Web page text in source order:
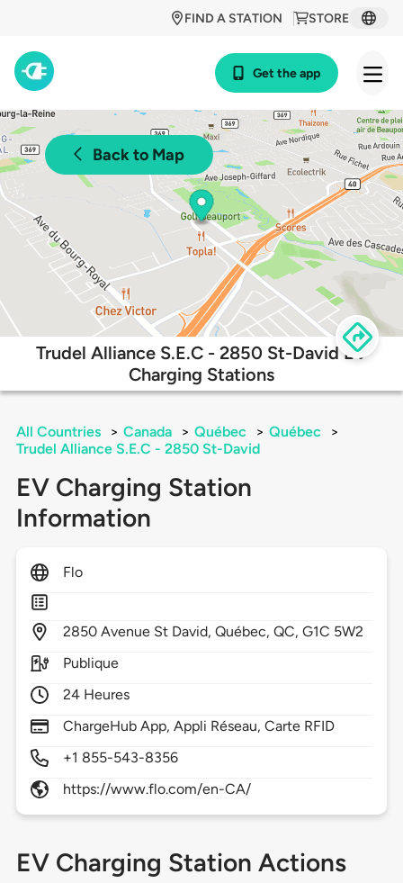
STORE
FIND A STATION
Get the app
Back to Map
Trudel Alliance S.E.C - 2850 St-David EV
Charging Stations
All Countries > Canada > Québec > Québec
>
Trudel Alliance S.E.C - 2850 St-David
EV Charging Station
Information
Flo
2850 Avenue St David,Québec,QC,G1C 5W2
Publique
24 Heures
ChargeHub App, Appli Réseau, Carte RFID
+1 855-543-8356
https://www.flo.com/en-CA/
EV Charging Station Actions